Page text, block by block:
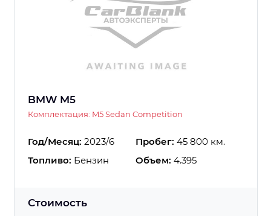
BMW M5
Комплектация: M5 Sedan Competition
Год/Месяц: 2023/6 Пробег: 45 800 км.
Топливо: Бензин Объем: 4.395
Стоимость